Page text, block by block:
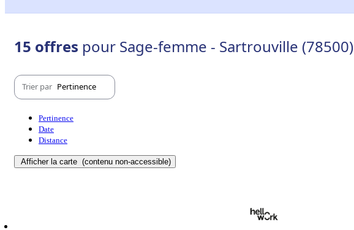
15 offres pour Sage-femme - Sartrouville (78500)
Trier par Pertinence
Pertinence
Date
Distance
Afficher la carte (contenu non-accessible)